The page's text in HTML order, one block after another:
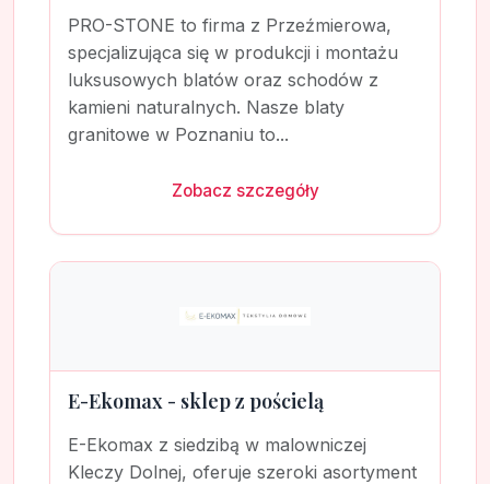
PRO-STONE to firma z Przeźmierowa,
specjalizująca się w produkcji i montażu
luksusowych blatów oraz schodów z
kamieni naturalnych. Nasze blaty
granitowe w Poznaniu to...
Zobacz szczegóły
E-Ekomax - sklep z pościelą
E-Ekomax z siedzibą w malowniczej
Kleczy Dolnej, oferuje szeroki asortyment